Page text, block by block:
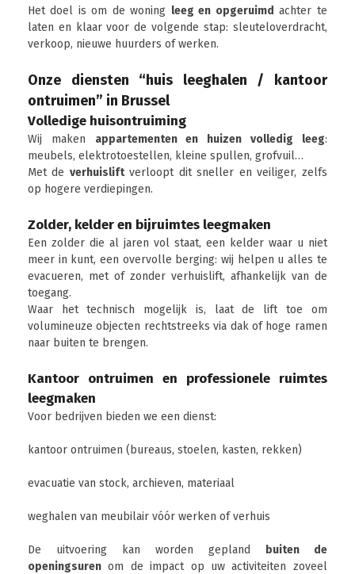
Het doel is om de woning leeg en opgeruimd achter te
laten en klaar voor de volgende stap: sleuteloverdracht,
verkoop, nieuwe huurders of werken.
Onze diensten “huis leeghalen / kantoor
ontruimen” in Brussel
Volledige huisontruiming
Wij maken appartementen en huizen volledig leeg:
meubels, elektrotoestellen, kleine spullen, grofvuil…
Met de verhuisliftverloopt dit sneller en veiliger, zelfs
op hogere verdiepingen.
Zolder, kelder en bijruimtes leegmaken
Een zolder die al jaren vol staat, een kelder waar u niet
meer in kunt, een overvolle berging: wij helpen u alles te
evacueren, met of zonder verhuislift, afhankelijk van de
toegang.
Waar het technisch mogelijk is, laat de lift toe om
volumineuze objecten rechtstreeks via dak of hoge ramen
naar buiten te brengen.
Kantoor ontruimen en professionele ruimtes
leegmaken
Voor bedrijven bieden we een dienst:
kantoor ontruimen (bureaus, stoelen, kasten, rekken)
evacuatie van stock, archieven, materiaal
weghalen van meubilair vóór werken of verhuis
De uitvoering kan worden gepland
buiten de
openingsuren om de impact op uw activiteiten zoveel